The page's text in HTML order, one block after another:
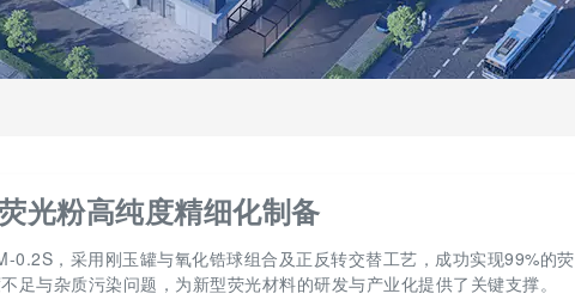
光粉高纯度精细化制备
，采用刚玉罐与氧化锆球组合及正反转交替工艺，成功实现99%的荧
与杂质污染问题，为新型荧光材料的研发与产业化提供了关键支撑。